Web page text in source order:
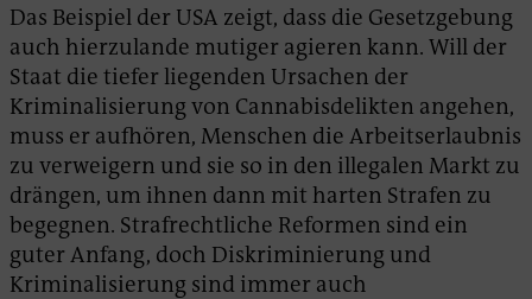
Das Beispiel der USA zeigt, dass die Gesetzgebung
auch hierzulande mutiger agieren kann. Will der
Staat die tiefer liegenden Ursachen der
Kriminalisierung von Cannabisdelikten angehen,
muss er aufhören, Menschen die Arbeitserlaubnis
zu verweigern und sie so in den illegalen Markt zu
drängen, um ihnen dann mit harten Strafen zu
begegnen. Strafrechtliche Reformen sind ein
guter Anfang, doch Diskriminierung und
Kriminalisierung sind immer auch